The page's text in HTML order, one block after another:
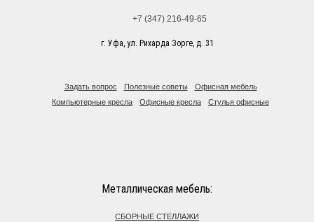
+7 (347) 216-49-65
г. Уфа, ул. Рихарда Зорге, д. 31
Задать вопрос Полезные советы
Офисная мебель
Компьютерные кресла
Офисные кресла Стулья офисные
Металлическая мебель:
СБОРНЫЕ СТЕЛЛАЖИ